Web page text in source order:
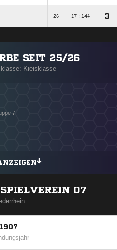
26 17 : 144 3
SEIT 25/26
Kreisklasse
7
07
1907